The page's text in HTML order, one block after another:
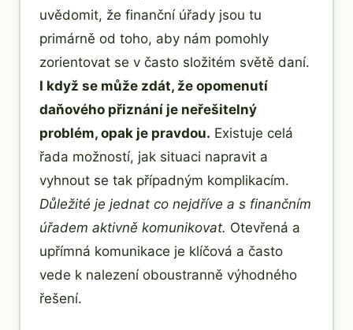
uvědomit, že finanční úřady jsou tu
primárně od toho, aby nám pomohly
zorientovat se v často složitém světě daní.
I když se může zdát, že opomenutí
daňového přiznání je neřešitelný
problém, opak je pravdou. Existuje celá
řada možností, jak situaci napravit a
vyhnout se tak případným komplikacím.
Důležité je jednat co nejdříve a s finančním
úřadem aktivně komunikovat. Otevřená a
upřímná komunikace je klíčová a často
vede k nalezení oboustranně výhodného
řešení.